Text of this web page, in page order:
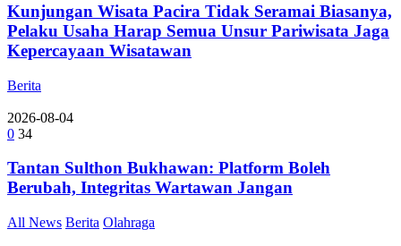
Kunjungan Wisata Pacira Tidak Seramai Biasanya,
Pelaku Usaha Harap Semua Unsur Pariwisata Jaga
Kepercayaan Wisatawan
Berita
2026-08-04
0 34
Tantan Sulthon Bukhawan: Platform Boleh
Berubah, Integritas Wartawan Jangan
All News Berita Olahraga